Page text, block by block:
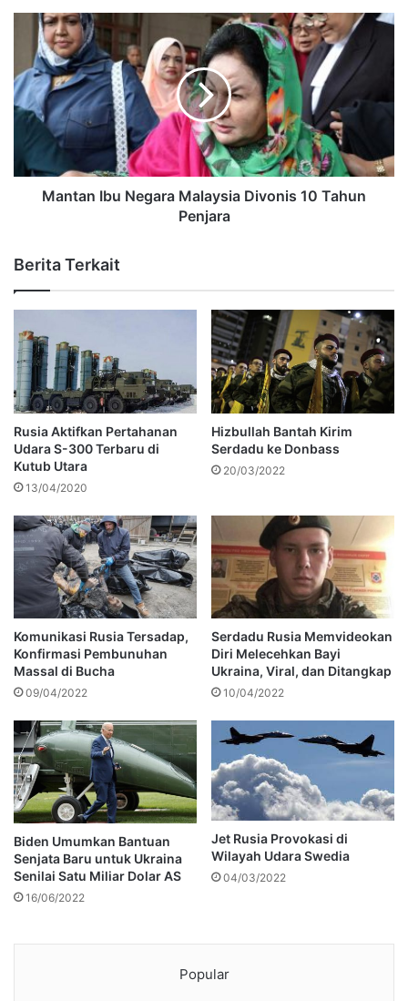
Mantan Ibu Negara Malaysia Divonis 10 Tahun
Penjara
Berita Terkait
Rusia Aktifkan Pertahanan
Udara S-300 Terbaru di
Kutub Utara
13/04/2020
Hizbullah Bantah Kirim
Serdadu ke Donbass
20/03/2022
Komunikasi Rusia Tersadap,
Konfirmasi Pembunuhan
Massal di Bucha
09/04/2022
Serdadu Rusia Memvideokan
Diri Melecehkan Bayi
Ukraina, Viral, dan Ditangkap
10/04/2022
Biden Umumkan Bantuan
Senjata Baru untuk Ukraina
Senilai Satu Miliar Dolar AS
16/06/2022
Jet Rusia Provokasi di
Wilayah Udara Swedia
04/03/2022
Popular